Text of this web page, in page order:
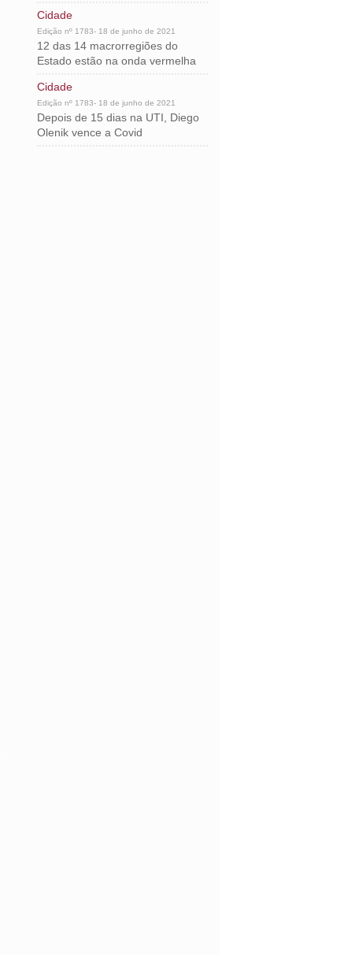
Cidade
Edição nº 1783- 18 de junho de 2021
12 das 14 macrorregiões do
Estado estão na onda vermelha
Cidade
Edição nº 1783- 18 de junho de 2021
Depois de 15 dias na UTI, Diego
Olenik vence a Covid